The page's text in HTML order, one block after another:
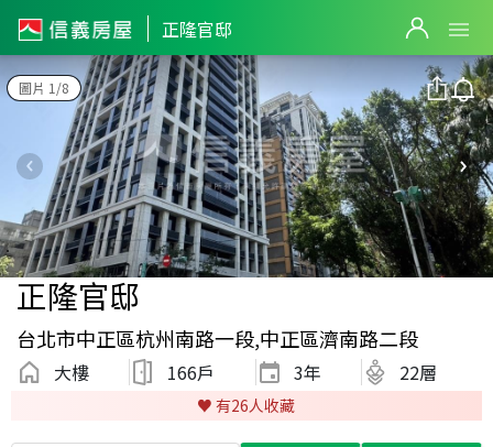
正隆官邸
圖片 1/8
正隆官邸
台北市中正區杭州南路一段,中正區濟南路二段
大樓 166戶 3年 22層
♥️ 有26人收藏